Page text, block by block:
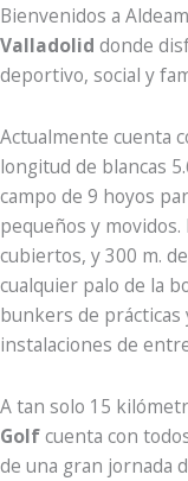
Bienvenidos a
Valladolid donde
deportivo, social y
Actualmente cuenta
longitud de blancas
campo de 9 hoyos
pequeños y
cubiertos, y 300 m.
cualquier palo de la
bunkers de prácticas
instalaciones de
A tan solo 15
Golfcuenta con
de una gran jornada